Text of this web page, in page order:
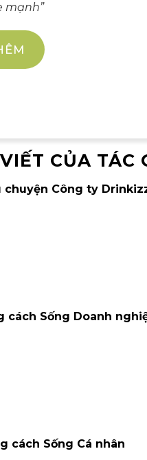
mạnh”
CỦA TÁC
chuyện Công ty
cách Sống Doanh
cách Sống Cá nhân